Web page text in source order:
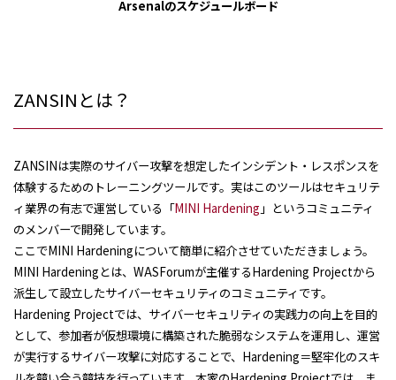
Arsenalのスケジュールボード
ZANSINとは？
ZANSINは実際のサイバー攻撃を想定したインシデント・レスポンスを
体験するためのトレーニングツールです。実はこのツールはセキュリテ
ィ業界の有志で運営している「MINI Hardening 」というコミュニティ
のメンバーで開発しています。
ここでMINI Hardeningについて簡単に紹介させていただきましょう。
MINI Hardening とは、WASForumが主催するHardening Projectから
派生して設立したサイバーセキュリティのコミュニティです。
Hardening Projectでは、サイバーセキュリティの実践力の向上を目的
として、参加者が仮想環境に構築された脆弱なシステムを運用し、運営
が実行するサイバー攻撃に対応することで、 Hardening＝堅牢化のスキ